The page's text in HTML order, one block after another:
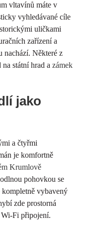
vltavínů máte v
vyhledávané cíle
uličkami
zařízení a
nachází. Některé z
na státní hrad azámek
jako
a čtyřmi
je komfortně
Krumlově
pohovkou se
vybavený
zde prostorná
Wi-Fi připojení.